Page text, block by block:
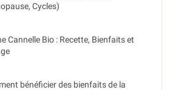
Cycles)
Cannelle Bio : Recette, Bienfaits et
bénéficier des bienfaits de la